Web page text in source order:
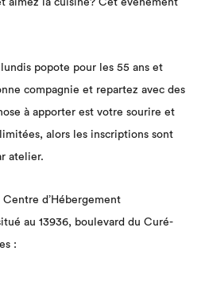
popote pour les 55 ans et
compagnie et repartez avec des
à apporter est votre sourire et
alors les inscriptions sont
atelier.
d’Hébergement
au 13936, boulevard du Curé-
: